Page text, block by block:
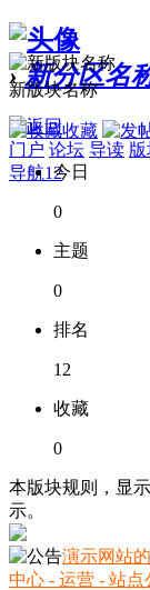
› 新分区名
门户 论坛 导读
导航12
新版块名称
收藏
今日
0
主题
0
排名
12
收藏
0
本版块规则，显
示。
演示网站
中心 - 运营 - 站点